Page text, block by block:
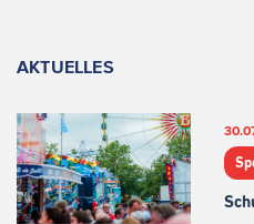
AKTUELLES